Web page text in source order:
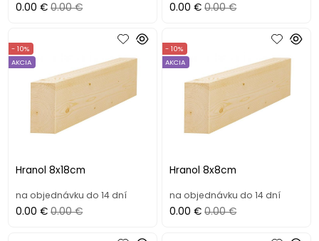
0.00 € 0.00 € 0.00 € 0.00 €
Hranol 8x18cm
- 10%
AKCIA
na objednávku do 14 dní
0.00 € 0.00 €
Hranol 8x8cm
- 10%
AKCIA
na objednávku do 14 dní
0.00 € 0.00 €